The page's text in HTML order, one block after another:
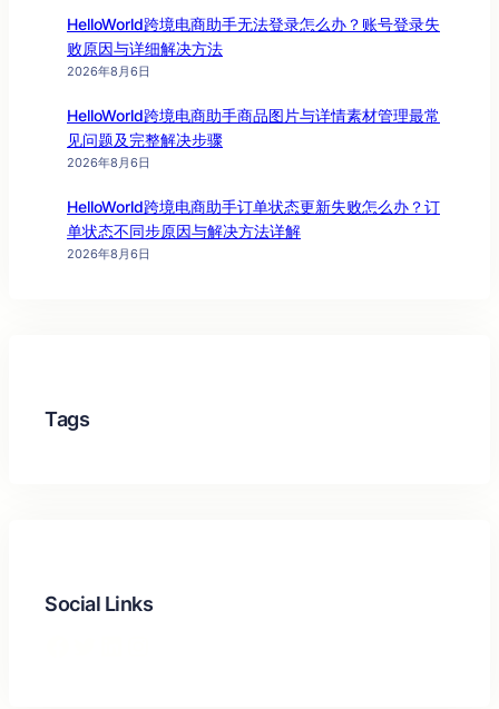
HelloWorld跨境电商助手无法登录怎么办？账号登录失
败原因与详细解决方法
2026年8月6日
HelloWorld跨境电商助手商品图片与详情素材管理最常
见问题及完整解决步骤
2026年8月6日
HelloWorld跨境电商助手订单状态更新失败怎么办？订
单状态不同步原因与解决方法详解
2026年8月6日
Tags
Social Links